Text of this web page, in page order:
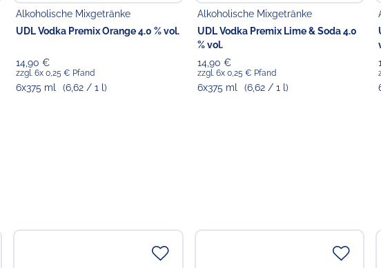
Alkoholische Mixgetränke
UDL Vodka Premix Orange 4.0 % vol.
14,90 €
zzgl. 6x 0,25 € Pfand
6x375 ml (6,62 / 1 l)
Alkoholische Mixgetränke
UDL Vodka Premix Lime & Soda 4.0
% vol.
14,90 €
zzgl. 6x 0,25 € Pfand
6x375 ml (6,62 / 1 l)